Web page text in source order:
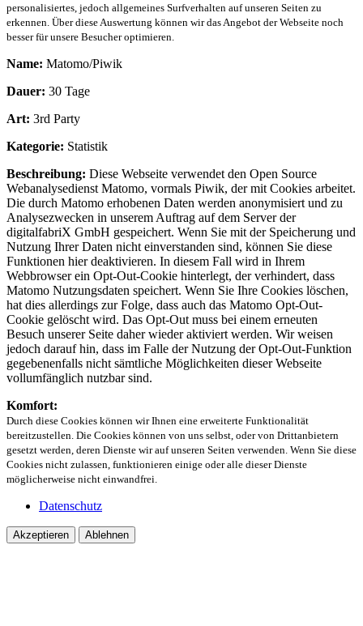
personalisiertes, jedoch allgemeines Surfverhalten auf unseren Seiten zu
erkennen. Über diese Auswertung können wir das Angebot der Webseite noch
besser für unsere Besucher optimieren.
Name: Matomo/Piwik
Dauer: 30 Tage
Art: 3rd Party
Kategorie: Statistik
Beschreibung: Diese Webseite verwendet den Open Source
Webanalysedienst Matomo, vormals Piwik, der mit Cookies arbeitet.
Die durch Matomo erhobenen Daten werden anonymisiert und zu
Analysezwecken in unserem Auftrag auf dem Server der
digitalfabriX GmbH gespeichert. Wenn Sie mit der Speicherung und
Nutzung Ihrer Daten nicht einverstanden sind, können Sie diese
Funktionen hier deaktivieren. In diesem Fall wird in Ihrem
Webbrowser ein Opt-Out-Cookie hinterlegt, der verhindert, dass
Matomo Nutzungsdaten speichert. Wenn Sie Ihre Cookies löschen,
hat dies allerdings zur Folge, dass auch das Matomo Opt-Out-
Cookie gelöscht wird. Das Opt-Out muss bei einem erneuten
Besuch unserer Seite daher wieder aktiviert werden. Wir weisen
jedoch darauf hin, dass im Falle der Nutzung der Opt-Out-Funktion
gegebenenfalls nicht sämtliche Möglichkeiten dieser Webseite
vollumfänglich nutzbar sind.
Komfort:
Durch diese Cookies können wir Ihnen eine erweiterte Funktionalität
bereitzustellen. Die Cookies können von uns selbst, oder von Drittanbietern
gesetzt werden, deren Dienste wir auf unseren Seiten verwenden. Wenn Sie diese
Cookies nicht zulassen, funktionieren einige oder alle dieser Dienste
möglicherweise nicht einwandfrei.
Datenschutz
Akzeptieren Ablehnen